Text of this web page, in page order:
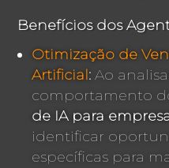
Benefícios dos
Otimização de
Artificial: Ao
comportamento
de IA para
identificar
específicas para